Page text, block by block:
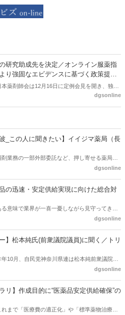
研究助成先を決定／オンライン服薬指
り強固なエビデンスに基づく政策提言
本薬剤師会は12月16日に定例会見を開き、独自
たことを報告した。血糖値をモニタリングする
のかなどの研究を含め、４件を決定。同助成
知していたもの。政府でもエビデンス・ベー
薬剤師会としては助成研究のデータを政策提言
え。
dgsonline
_この人に聞きたい】イイジマ薬局（長
剤業務の一部外部委託など、押し寄せる薬局業
この規制改革の波を薬局業界はどう受け止めた
ではこうした問題について、厚労省「薬局薬剤
に関するワーキンググループ」に参考人とし
ジマ薬局（長野県上田市）開設者である飯島裕
dgsonline
の迅速・安定供給実現に向けた総合対
る意味で業界が一喜一憂しながら見守ってきた
・安定供給実現に向けた総合対策に関する有識
。ドラビズon-lineでは検討会を総括する目的で
興・医療情報企画課長（医薬産業振興・医療
・セルフメディケーション推進室長併任）安藤
名誉教授の三村優美子氏、 日本保険薬局協会医
dgsonline
】松本純氏(前衆議院議員)に聞く／トリ
年10月、自民党神奈川県連は松本純前衆議院議
」（横浜市中区・磯子区・金沢区）の支部長
。薬剤師に関わる政策に広く・深く関わってき
剤師業界の期待には熱いものがある。不透明
・介護・障害者サービスのトリプル改定等へ
dgsonline
リ】作成目的に“医薬品安定供給確保”の
れまで「医療費の適正化」や「標準薬物治療の